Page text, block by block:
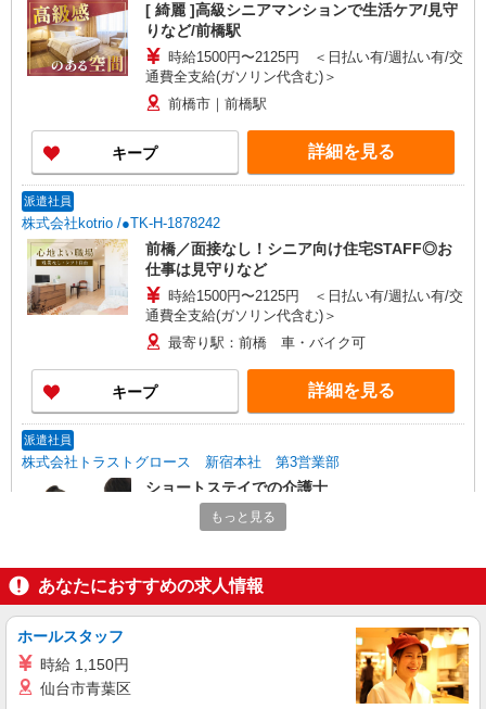
[ 綺麗 ]高級シニアマンションで生活ケア/見守
りなど/前橋駅
時給1500円〜2125円 ＜日払い有/週払い有/交
通費全支給(ガソリン代含む)＞
前橋市｜前橋駅
キープ 詳細を見る
派遣社員
株式会社kotrio /●TK-H-1878242
前橋／面接なし！シニア向け住宅STAFF◎お
仕事は見守りなど
時給1500円〜2125円 ＜日払い有/週払い有/交
通費全支給(ガソリン代含む)＞
最寄り駅：前橋 車・バイク可
キープ 詳細を見る
派遣社員
株式会社トラストグロース 新宿本社 第3営業部
ショートステイでの介護士
時給：初任者1300円/実務者1350円/介護福祉士
キープ 詳細を見る
アルバイト パート
日研トータルソーシング株式会社 メディカルケア事業部/高崎オフィ
ス
もっと見る
あなたにおすすめの求人情報
ホールスタッフ
時給 1,150円
仙台市青葉区